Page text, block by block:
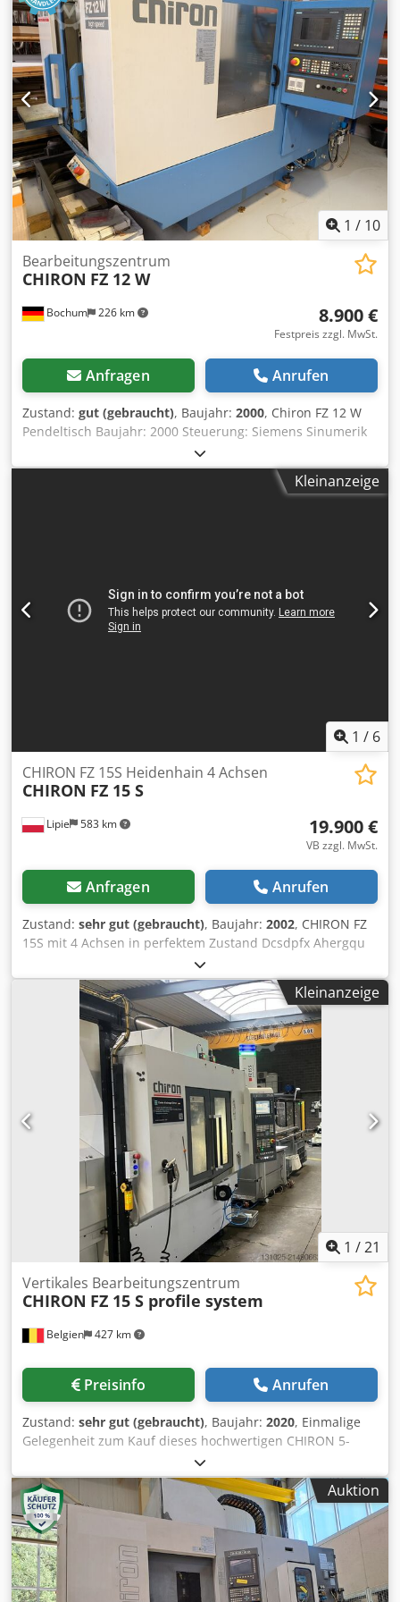
Maschine ist defekt. Dokumentation vorhanden. Eine
Besichtigung vor Ort ist möglich. Dedpfewxfa Hex Ah Usck
1 / 10
Bochum 226 km
Bearbeitungszentrum
CHIRON FZ 12 W
8.900 €
Festpreis zzgl. MwSt.
Anfragen Anrufen
Zustand: gut (gebraucht), Baujahr: 2000, Chiron FZ 12 W
Pendeltisch Baujahr: 2000 Steuerung: Siemens Sinumerik
840 D Verfahrweg: X 550 / Y 300 / Z 425 Spindeldrehzahl:
11000 / Min Spindelaufnahme: SK 30 Leistung: 10 kVA
Gewicht: 4000 kg Djdpfx Asmp T Nish Usck Zustand:Kleinanzeige
1 / 6
Lipie 583 km
CHIRON FZ 15S Heidenhain 4 Achsen
CHIRON FZ 15 S
19.900 €
VB zzgl. MwSt.
Anfragen Anrufen
Zustand: sehr gut (gebraucht), Baujahr: 2002, CHIRON FZ
15S mit 4 Achsen in perfektem Zustand Dcsdpfx Ahergqu
He Uek Maschine kann jederzeit unter Strom besichtigt
werden
Kleinanzeige
1 /21
Belgien 427 km
Vertikales Bearbeitungszentrum
CHIRON FZ 15 S profile system
Preisinfo Anrufen
Zustand: sehr gut (gebraucht), Baujahr: 2020, Einmalige
Gelegenheit zum Kauf dieses hochwertigen CHIRON 5-
Achs-Bearbeitungszentrums für Profile. Baujahr und
Erstinbetriebnahme 2020. Die Spindel wurde im Juni 2022
ersetzt und hat aktuell 4.500 Betriebsstunden. Die
Maschine befindet sich in sehr gutem Zustand und kann
nach Terminvereinbarung unter Strom besichtigt werden.
Verfügbarkeit: auf Anfrage Inklusive: - Späneförderer
(Schabertyp) - Profilstangenlader für Stangenlängen bis 6
m, zur Führung von Profilen bis Ø 212 mm -
Auktion